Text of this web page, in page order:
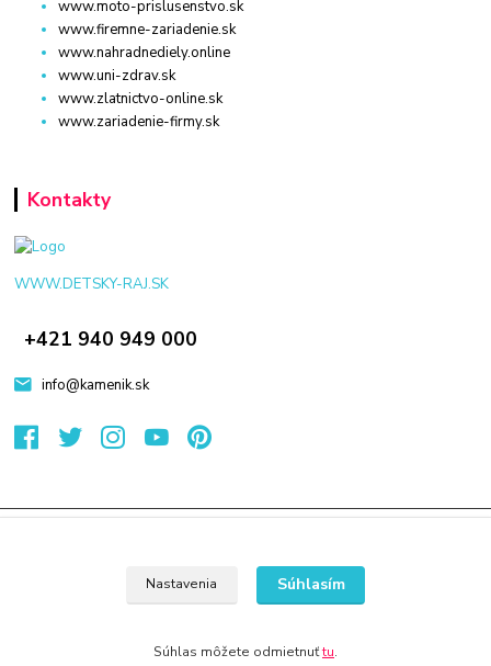
www.moto-prislusenstvo.sk
www.firemne-zariadenie.sk
www.nahradnediely.online
www.uni-zdrav.sk
www.zlatnictvo-online.sk
www.zariadenie-firmy.sk
Kontakty
WWW.DETSKY-RAJ.SK
+421 940 949 000
info@kamenik.sk
Eshop-rychlo.sk
Nastavenia
Súhlasím
Súhlas môžete odmietnuťtu.